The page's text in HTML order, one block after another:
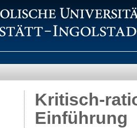
Kritisch-
Einführung